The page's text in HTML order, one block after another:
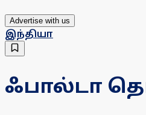
Advertise with us
இந்தியா
ஃபால்டா